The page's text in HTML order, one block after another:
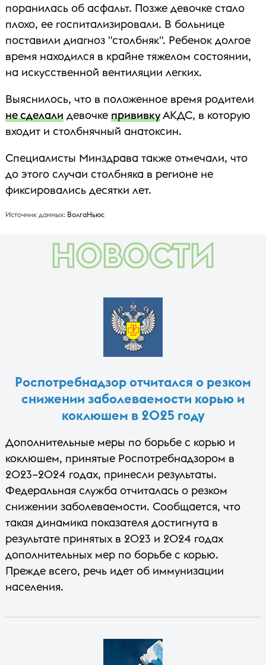
поранилась об асфальт. Позже девочке стало
плохо, ее госпитализировали. В больнице
поставили диагноз "столбняк". Ребенок долгое
время находился в крайне тяжелом состоянии,
на искусственной вентиляции легких.
Выяснилось, что в положенное время родители
не сделалидевочке прививкуАКДС, в которую
входит и столбнячный анатоксин.
Специалисты Минздрава также отмечали, что
до этого случаи столбняка в регионе не
фиксировались десятки лет.
Источник данных: ВолгаНьюс
НОВОСТИ
Роспотребнадзор отчитался о резком
снижении заболеваемости корью и
коклюшем в 2025 году
Дополнительные меры по борьбе с корью и
коклюшем, принятые Роспотребнадзором в
2023–2024 годах, принесли результаты.
Федеральная служба отчиталась о резком
снижении заболеваемости. Сообщается, что
такая динамика показателя достигнута в
результате принятых в 2023 и 2024 годах
дополнительных мер по борьбе с корью.
Прежде всего, речь идет об иммунизации
населения.